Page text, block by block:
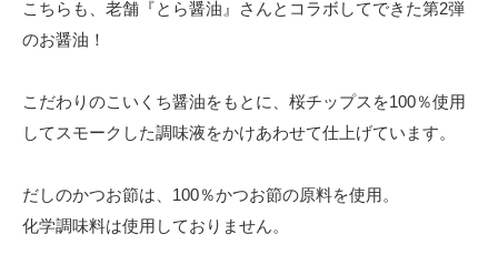
こちらも、老舗『とら醤油』さんとコラボしてできた第2弾
のお醤油！
こだわりのこいくち醤油をもとに、桜チップスを100％使用
してスモークした調味液をかけあわせて仕上げています。
だしのかつお節は、100％かつお節の原料を使用。
化学調味料は使用しておりません。